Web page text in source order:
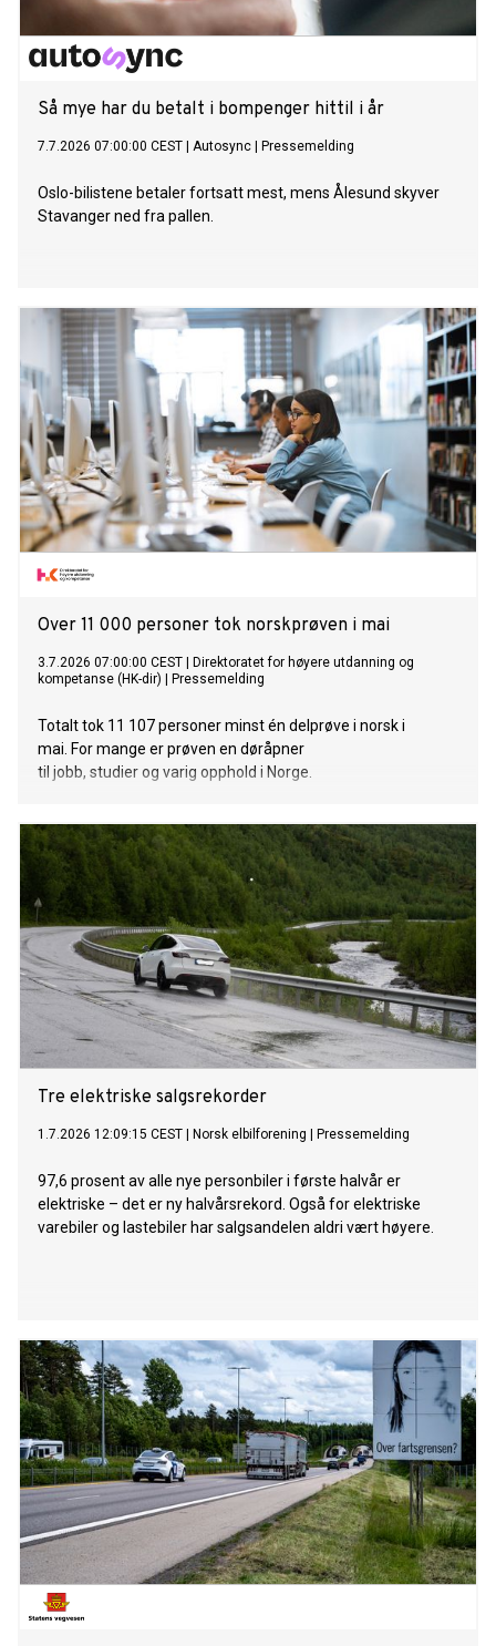
Så mye har du betalt i bompenger hittil i år
7.7.2026 07:00:00 CEST Autosync Pressemelding
Oslo-bilistene betaler fortsatt mest, mens Ålesund skyver
Stavanger ned fra pallen.
Over 11 000 personer tok norskprøven i mai
3.7.2026 07:00:00 CEST
Direktoratet for høyere utdanning og
kompetanse (HK-dir)
Pressemelding
Totalt tok 11 107 personer minst én delprøve i norsk i
mai. For mange er prøven en døråpner
til jobb, studier og varig opphold i Norge.
Tre elektriske salgsrekorder
1.7.2026 12:09:15 CEST Norsk elbilforening Pressemelding
97,6 prosent av alle nye personbiler i første halvår er
elektriske – det er ny halvårsrekord. Også for elektriske
varebiler og lastebiler har salgsandelen aldri vært høyere.